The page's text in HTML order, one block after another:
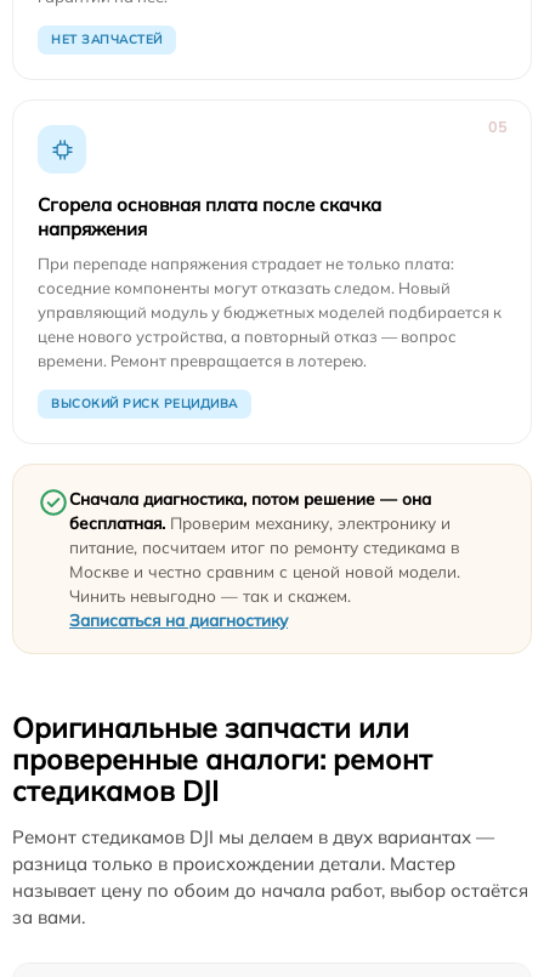
НЕТ ЗАПЧАСТЕЙ
05
Сгорела основная плата после скачка
напряжения
При перепаде напряжения страдает не только плата:
соседние компоненты могут отказать следом. Новый
управляющий модуль у бюджетных моделей подбирается к
цене нового устройства, а повторный отказ — вопрос
времени. Ремонт превращается в лотерею.
ВЫСОКИЙ РИСК РЕЦИДИВА
Сначала диагностика, потом решение — она
бесплатная. Проверим механику, электронику и
питание, посчитаем итог по ремонту стедикама в
Москве и честно сравним с ценой новой модели.
Чинить невыгодно — так и скажем.
Записаться на диагностику
Оригинальные запчасти или
проверенные аналоги: ремонт
стедикамов DJI
Ремонт стедикамов DJI мы делаем в двух вариантах —
разница только в происхождении детали. Мастер
называет цену по обоим до начала работ, выбор остаётся
за вами.